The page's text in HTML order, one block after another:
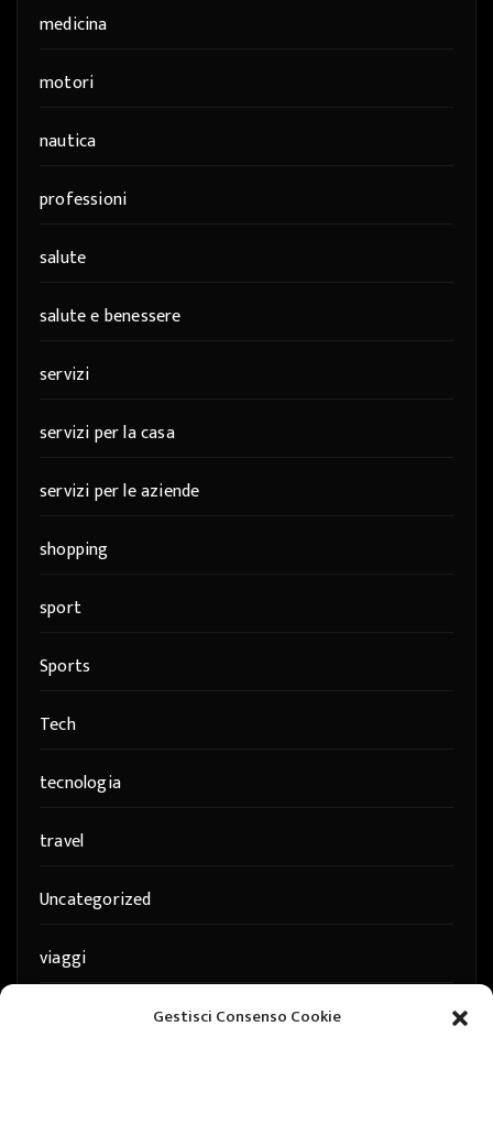
Gestisci Consenso Cookie
medicina
motori
nautica
professioni
salute
salute e benessere
servizi
servizi per la casa
servizi per le aziende
shopping
sport
Sports
Tech
tecnologia
travel
Uncategorized
viaggi